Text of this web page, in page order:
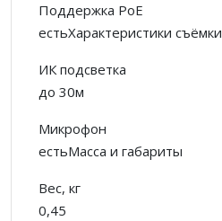
Поддержка PoE
естьХарактеристики съёмки
ИК подсветка
до 30м
Микрофон
естьМасса и габариты
Вес, кг
0,45